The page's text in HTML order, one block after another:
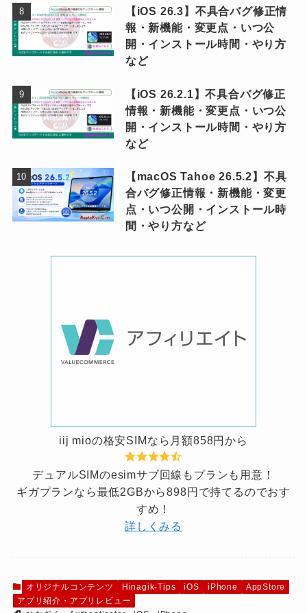
【iOS 26.3】不具合バグ修正情
報・新機能・変更点・いつ公
開・インストール時間・やり方
など
【iOS 26.2.1】不具合バグ修正
情報・新機能・変更点・いつ公
開・インストール時間・やり方
など
【macOS Tahoe 26.5.2】不具
合バグ修正情報・新機能・変更
点・いつ公開・インストール時
間・やり方など
iij mioの格安SIMなら月額858円から
デュアルSIMのesimサブ回線もプランも用意！
ギガプランなら最低2GBから898円で持てるのでおす
すめ！
詳しくみる
オリジナルコンテンツ Hinagik-Tips iOS iPhone
AppStore
アプリ紹介・アプリレビュー